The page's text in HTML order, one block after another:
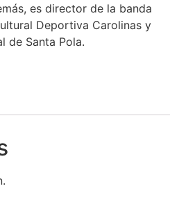
es director de la banda
Deportiva Carolinas y
de Santa Pola.